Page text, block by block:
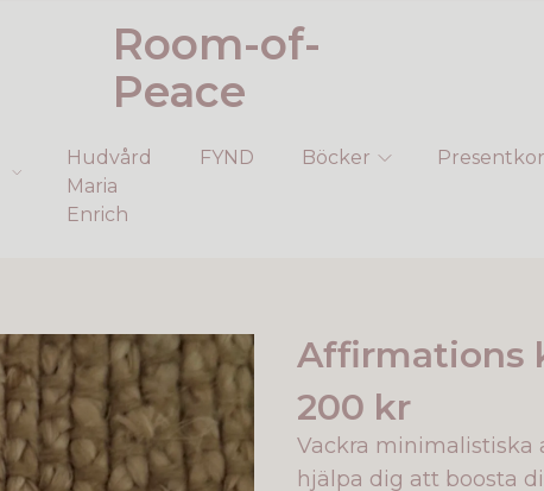
Room-of-
Peace
Hudvård
Maria
Enrich
FYND Böcker
Affirmations
200 kr
Vackra minimalistiska
hjälpa dig att boosta